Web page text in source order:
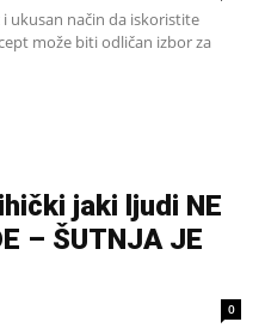
ukusan način da iskoristite
može biti odličan izbor za
jaki ljudi NE
– ŠUTNJA JE
0